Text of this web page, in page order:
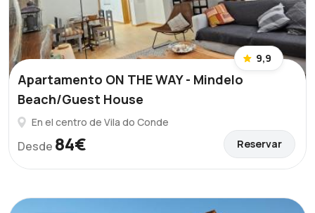
9,9
Apartamento ON THE WAY - Mindelo
Beach/Guest House
En el centro de Vila do Conde
Desde 84€ Reservar